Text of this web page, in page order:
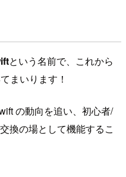
という名前で、これから
まいります！
の動向を追い、初心者/
換の場として機能するこ